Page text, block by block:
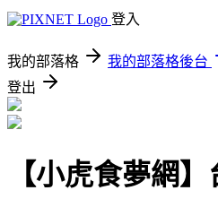
登入
我的部落格 我的部落格後台
登出
【小虎食夢網